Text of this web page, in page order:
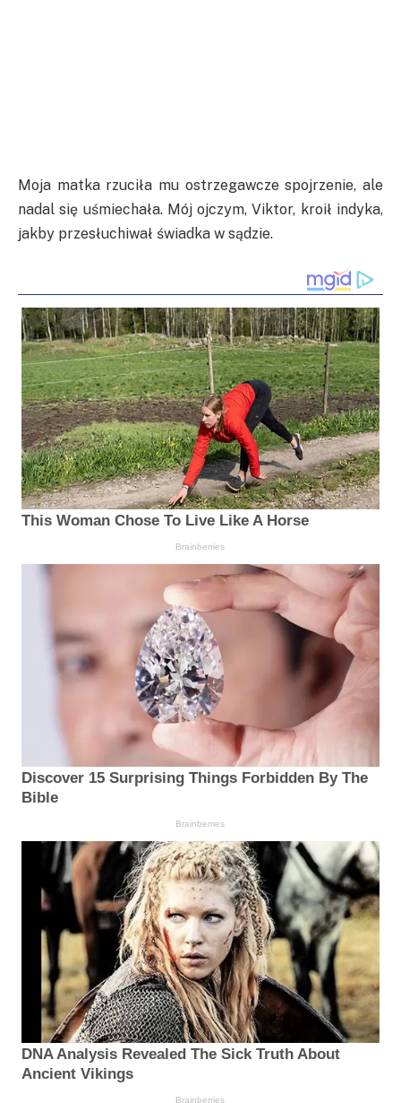
Moja matka rzuciła mu ostrzegawcze spojrzenie, ale
nadal się uśmiechała. Mój ojczym, Viktor, kroił indyka,
jakby przesłuchiwał świadka w sądzie.